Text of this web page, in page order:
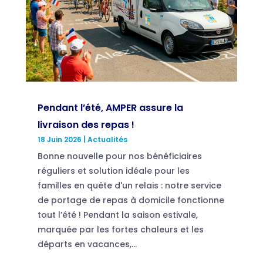
Pendant l’été, AMPER assure la
livraison des repas !
18 Juin 2026 Actualités
Bonne nouvelle pour nos bénéficiaires
réguliers et solution idéale pour les
familles en quête d'un relais : notre service
de portage de repas à domicile fonctionne
tout l’été ! Pendant la saison estivale,
marquée par les fortes chaleurs et les
départs en vacances,...